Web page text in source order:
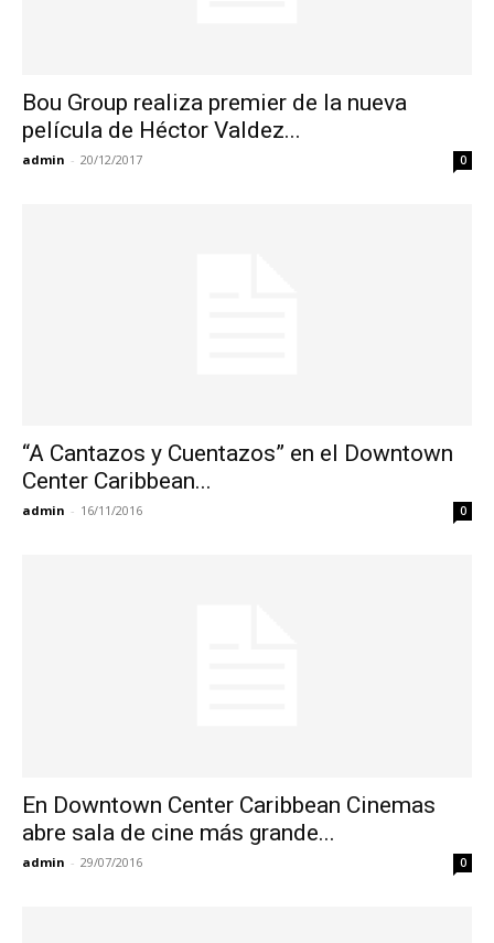
Bou Group realiza premier de la nueva
película de Héctor Valdez...
admin - 20/12/2017 0
“A Cantazos y Cuentazos” en el Downtown
Center Caribbean...
admin - 16/11/2016 0
En Downtown Center Caribbean Cinemas
abre sala de cine más grande...
admin - 29/07/2016 0